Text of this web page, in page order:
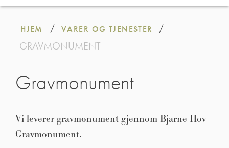
Gå
innhold
HJEM / VARER OG TJENESTER /
GRAVMONUMENT
Gravmonument
Vi leverer gravmonument gjennom Bjarne Hov
Gravmonument.